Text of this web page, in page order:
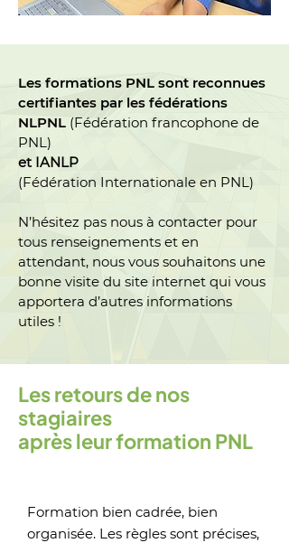
Les formations PNL sont reconnues
certifiantes par les fédérations
NLPNL (Fédération francophone de
PNL)
et IANLP
(Fédération Internationale en PNL)
N’hésitez pas nous à contacter pour
tous renseignements et en
attendant, nous vous souhaitons une
bonne visite du site internet qui vous
apportera d’autres informations
utiles !
Les retours de nos
stagiaires
après leur formation PNL
Formation bien cadrée, bien
organisée. Les règles sont précises,